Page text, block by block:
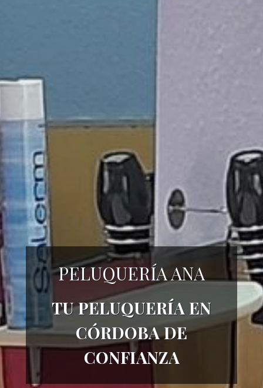
PELUQUERÍA ANA
TU PELUQUERÍA EN
CÓRDOBA DE
CONFIANZA